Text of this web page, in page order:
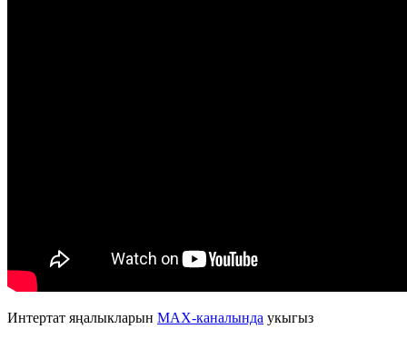
Интертат яңалыкларын MAX-каналында укыгыз